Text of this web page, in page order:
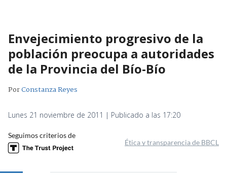
Envejecimiento progresivo de la
población preocupa a autoridades
de la Provincia del Bío-Bío
PorConstanza Reyes
Lunes 21 noviembre de 2011 | Publicado a las 17:20
Seguimos criterios de
Ética y transparencia de BBCL